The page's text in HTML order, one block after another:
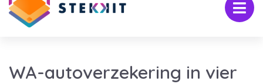
WA-autoverzekering in vier